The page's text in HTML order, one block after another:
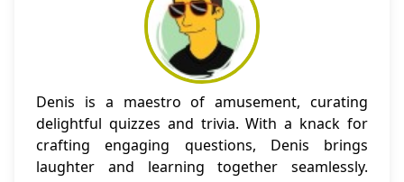
Denis is a maestro of amusement, curating
delightful quizzes and trivia. With a knack for
crafting engaging questions, Denis brings
laughter and learning together seamlessly.